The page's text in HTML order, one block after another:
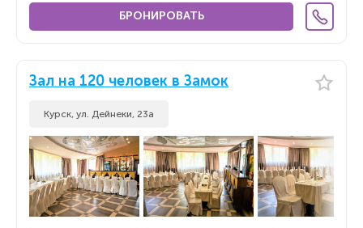
БРОНИРОВАТЬ
Зал на 120 человек в Замок
Курск, ул. Дейнеки, 23а